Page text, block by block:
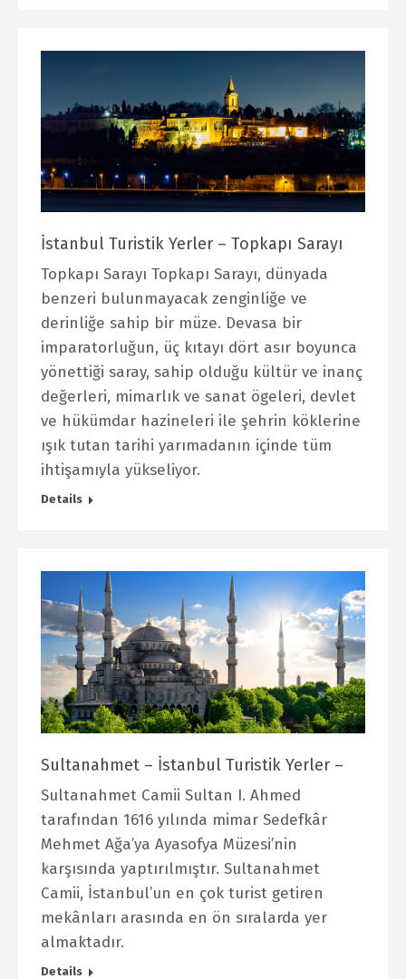
İstanbul Turistik Yerler – Topkapı Sarayı
Topkapı Sarayı Topkapı Sarayı, dünyada
benzeri bulunmayacak zenginliğe ve
derinliğe sahip bir müze. Devasa bir
imparatorluğun, üç kıtayı dört asır boyunca
yönettiği saray, sahip olduğu kültür ve inanç
değerleri, mimarlık ve sanat ögeleri, devlet
ve hükümdar hazineleri ile şehrin köklerine
ışık tutan tarihi yarımadanın içinde tüm
ihtişamıyla yükseliyor.
Details
Sultanahmet – İstanbul Turistik Yerler –
Sultanahmet Camii Sultan I. Ahmed
tarafından 1616 yılında mimar Sedefkâr
Mehmet Ağa’ya Ayasofya Müzesi’nin
karşısında yaptırılmıştır. Sultanahmet
Camii, İstanbul’un en çok turist getiren
mekânları arasında en ön sıralarda yer
almaktadır.
Details